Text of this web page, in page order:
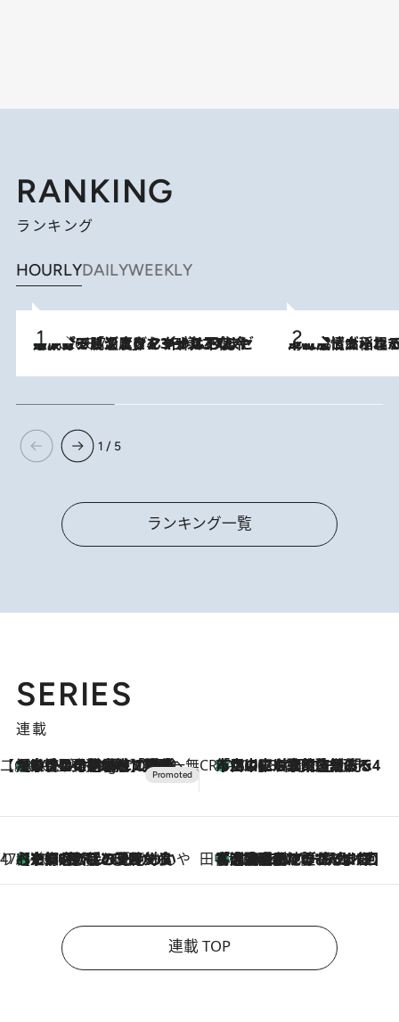
RANKING
ランキング
HOURLYDAILYWEEKLY
2026.8.7
メントールやエタノールは不使用。ピジョンより、マイルドな冷感成分で肌温度をマイナス3℃まで下げる「ごきげんクール ひんやりアクアミスト」を3名様にプレゼント 2026.8.5
下町風情あふれる台北屈指の人気エリア・大稲埕でセンスのいい台湾土産《ヴ
1 / 5
ランキング一覧
SERIES
連載
【CREA×星野リゾート】唯一無二。癒しと発見が待つ場所へ
10 Hours Ago
【トンボの足水浴】ヒノキの香りに包まれて涼感マックス！約13℃の湧水かけ流しを避暑地「星野温泉 トンボの湯」で体験 CREA'S CHOICE
2026.8.7
「立川にも歌舞伎があるんだよ」 片岡仁左衛門・市川中車ら豪華座組みで4年目の立川立飛歌舞伎へ
47都道府県の手みやげ ひんやりスイーツで夏を満喫
2026.8.7
【京都府】この夏絶対食べたい 冷やしておいしいおやつ3選 ひと口目から心を掴む新緑のテリーヌ 田中稲の勝手に再ブーム
2026.8.7
「湘南乃風に憧れて」観客大盛上がりの“タオル回し”に、ラッパー顔負けの高速歌唱まで…さだまさし（74）のアグレッシブすぎる現在地
連載 TOP